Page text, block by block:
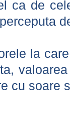
ca de
la
cu soare